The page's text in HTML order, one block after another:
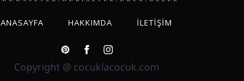
ANASAYFA HAKKIMDA İLETIŞIM
Copyright @ cocuklacocuk.com